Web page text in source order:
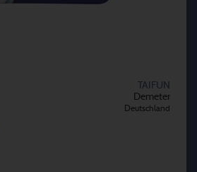
TAIFUN
Demeter
Deutschland